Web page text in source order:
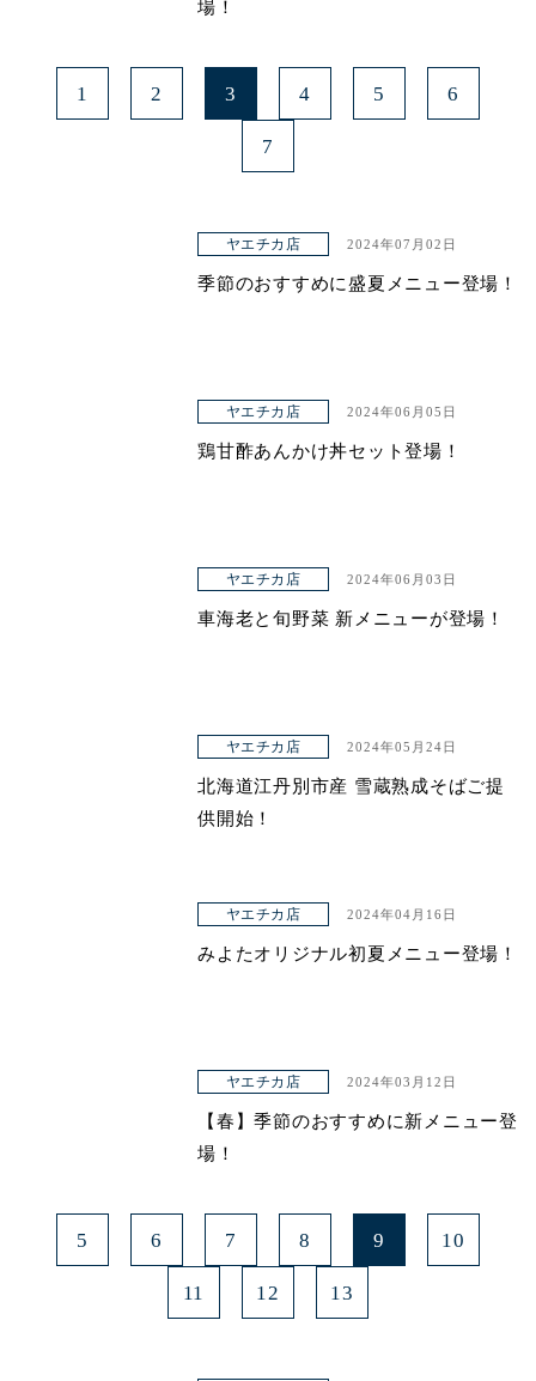
場！
1 2 3 4 5 6
7
ヤエチカ店 2024年07月02日
季節のおすすめに盛夏メニュー登場！
ヤエチカ店 2024年06月05日
鶏甘酢あんかけ丼セット登場！
ヤエチカ店 2024年06月03日
車海老と旬野菜 新メニューが登場！
ヤエチカ店 2024年05月24日
北海道江丹別市産 雪蔵熟成そばご提
供開始！
ヤエチカ店 2024年04月16日
みよたオリジナル初夏メニュー登場！
ヤエチカ店 2024年03月12日
【春】季節のおすすめに新メニュー登
場！
5 6 7 8 9 10
11 12 13